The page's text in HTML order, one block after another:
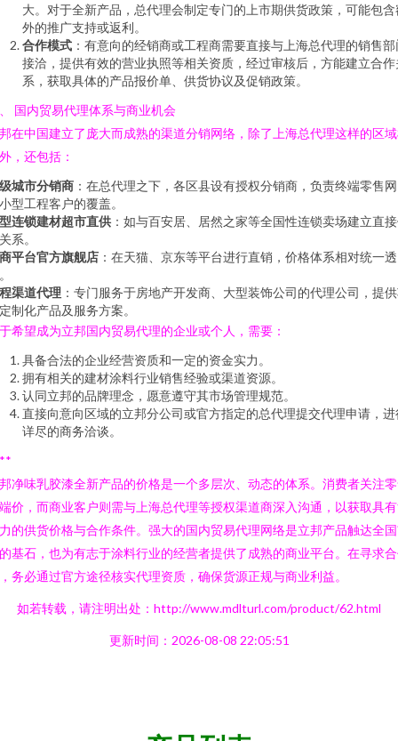
大。对于全新产品，总代理会制定专门的上市期供货政策，可能包含
外的推广支持或返利。
合作模式 ：有意向的经销商或工程商需要直接与上海总代理的销售部
接洽，提供有效的营业执照等相关资质，经过审核后，方能建立合作
系，获取具体的产品报价单、供货协议及促销政策。
国内贸易代理体系与商业机会
在中国建立了庞大而成熟的渠道分销网络，除了上海总代理这样的区
，还包括：
城市分销商 ：在总代理之下，各区县设有授权分销商，负责终端零售
型工程客户的覆盖。
连锁建材超市直供 ：如与百安居、居然之家等全国性连锁卖场建立直
系。
平台官方旗舰店 ：在天猫、京东等平台进行直销，价格体系相对统一透
渠道代理 ：专门服务于房地产开发商、大型装饰公司的代理公司，提
制化产品及服务方案。
希望成为立邦国内贸易代理的企业或个人，需要：
具备合法的企业经营资质和一定的资金实力。
拥有相关的建材涂料行业销售经验或渠道资源。
认同立邦的品牌理念，愿意遵守其市场管理规范。
直接向意向区域的立邦分公司或官方指定的总代理提交代理申请，进
详尽的商务洽谈。
净味乳胶漆全新产品的价格是一个多层次、动态的体系。消费者关注
价，而商业客户则需与上海总代理等授权渠道商深入沟通，以获取具
的供货价格与合作条件。强大的国内贸易代理网络是立邦产品触达全
基石，也为有志于涂料行业的经营者提供了成熟的商业平台。在寻求
务必通过官方途径核实代理资质，确保货源正规与商业利益。
如若转载，请注明出处：http://www.mdlturl.com/product/62.html
更新时间：2026-08-08 22:05:51